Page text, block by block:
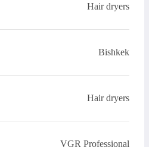
Hair dryers
Bishkek
Hair dryers
VGR Professional